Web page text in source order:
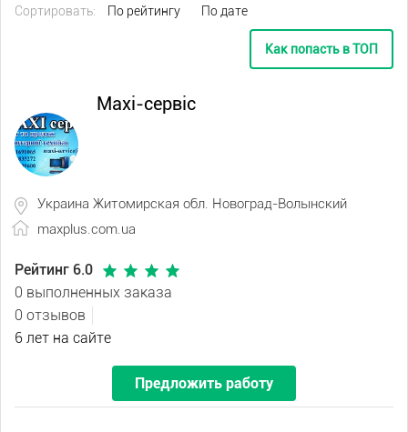
Сортировать: По рейтингу По дате
Как попасть в ТОП
Maxi-сервіс
Украина Житомирская обл. Новоград-Волынский
maxplus.com.ua
Рейтинг 6.0
0 выполненных заказа
0 отзывов
6 лет на сайте
Предложить работу